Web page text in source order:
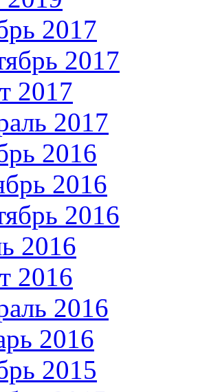
2017
2017
2017
2017
2016
2016
2016
2016
2016
2016
2016
2015